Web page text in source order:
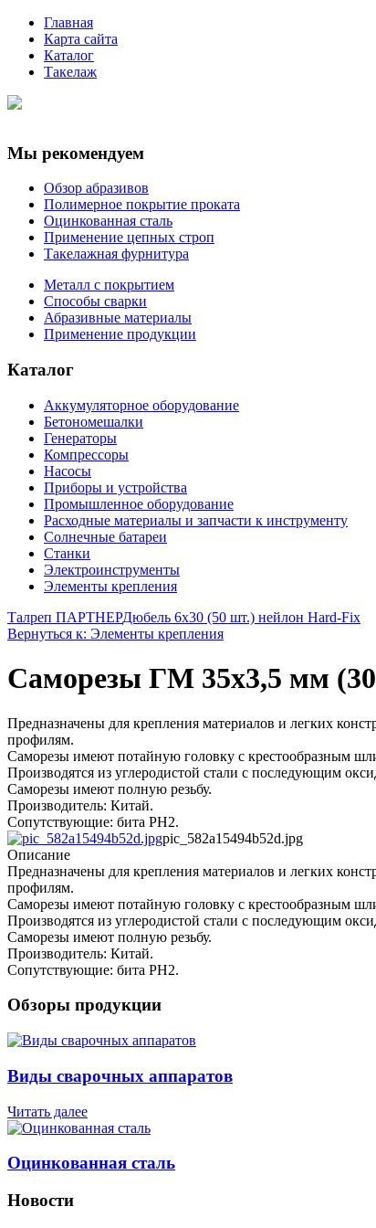
Главная
Карта сайта
Каталог
Такелаж
Мы рекомендуем
Обзор абразивов
Полимерное покрытие проката
Оцинкованная сталь
Применение цепных строп
Такелажная фурнитура
Металл с покрытием
Способы сварки
Абразивные материалы
Применение продукции
Каталог
Аккумуляторное оборудование
Бетономешалки
Генераторы
Компрессоры
Насосы
Приборы и устройства
Промышленное оборудование
Расходные материалы и запчасти к инструменту
Солнечные батареи
Станки
Электроинструменты
Элементы крепления
Талреп ПАРТНЕРДюбель 6х30 (50 шт.) нейлон Hard-Fix
Вернуться к: Элементы крепления
Саморезы ГМ 35х3,5 мм
Предназначены для крепления материалов и легких
профилям.
Саморезы имеют потайную головку с крестообразным
Производятся из углеродистой стали с последующим
Саморезы имеют полную резьбу.
Производитель: Китай.
Сопутствующие: бита РН2.
pic_582a15494b52d.jpg
Описание
Предназначены для крепления материалов и легких
профилям.
Саморезы имеют потайную головку с крестообразным
Производятся из углеродистой стали с последующим
Саморезы имеют полную резьбу.
Производитель: Китай.
Сопутствующие: бита РН2.
Обзоры продукции
Виды сварочных аппаратов
Читать далее
Оцинкованная сталь
Новости